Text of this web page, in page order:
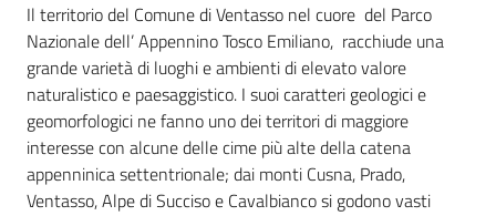
Il territorio del Comune di Ventasso nel cuore del Parco
Nazionale dell’ Appennino Tosco Emiliano, racchiude una
grande varietà di luoghi e ambienti di elevato valore
naturalistico e paesaggistico. I suoi caratteri geologici e
geomorfologici ne fanno uno dei territori di maggiore
interesse con alcune delle cime più alte della catena
appenninica settentrionale; dai monti Cusna, Prado,
Ventasso, Alpe di Succiso e Cavalbianco si godono vasti